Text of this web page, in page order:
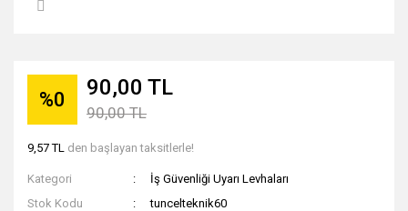
%0 90,00 TL
90,00 TL
9,57 TL den başlayan taksitlerle!
Kategori
İş Güvenliği Uyarı Levhaları
Stok Kodu
tuncelteknik60